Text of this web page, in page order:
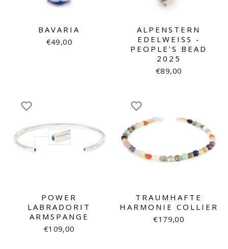
BAVARIA
€49,00
ALPENSTERN
EDELWEISS - P
EOPLE'S BEAD 2
025
€89,00
POWER
LABRADORIT
ARMSPANGE
€109,00
TRAUMHAFTE
HARMONIE COLLIER
€179,00